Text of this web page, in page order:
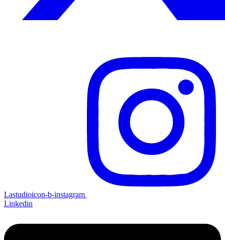
Lastudioicon-b-instagram
Linkedin